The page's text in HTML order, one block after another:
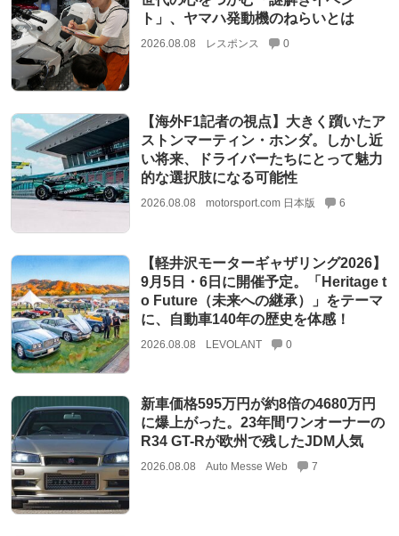
ト」、ヤマハ発動機のねらいとは
2026.08.08 レスポンス 0
【海外F1記者の視点】大きく躓いたア
ストンマーティン・ホンダ。しかし近
い将来、ドライバーたちにとって魅力
的な選択肢になる可能性
2026.08.08 motorsport.com 日本版 6
【軽井沢モーターギャザリング2026】
9月5日・6日に開催予定。「Heritage t
o Future（未来への継承）」をテーマ
に、自動車140年の歴史を体感！
2026.08.08 LEVOLANT 0
新車価格595万円が約8倍の4680万円
に爆上がった。23年間ワンオーナーの
R34 GT-Rが欧州で残したJDM人気
2026.08.08 Auto Messe Web 7